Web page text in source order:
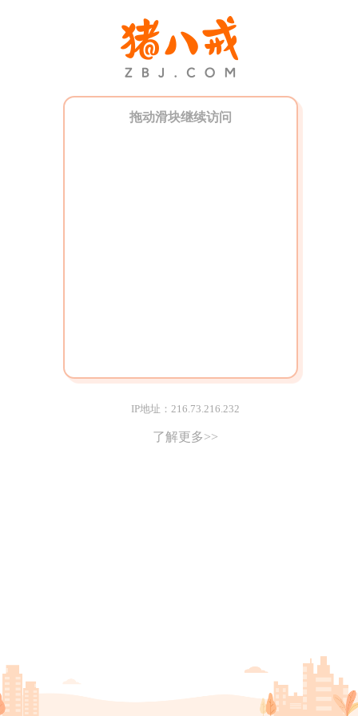
拖动滑块继续访问
IP地址：216.73.216.232
了解更多>>